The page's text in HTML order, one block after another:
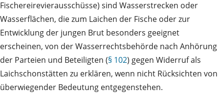
Fischereirevierausschüsse) sind Wasserstrecken oder
Wasserflächen, die zum Laichen der Fische oder zur
Entwicklung der jungen Brut besonders geeignet
erscheinen, von der Wasserrechtsbehörde nach Anhörung
der Parteien und Beteiligten (§ 102) gegen Widerruf als
Laichschonstätten zu erklären, wenn nicht Rücksichten von
überwiegender Bedeutung entgegenstehen.